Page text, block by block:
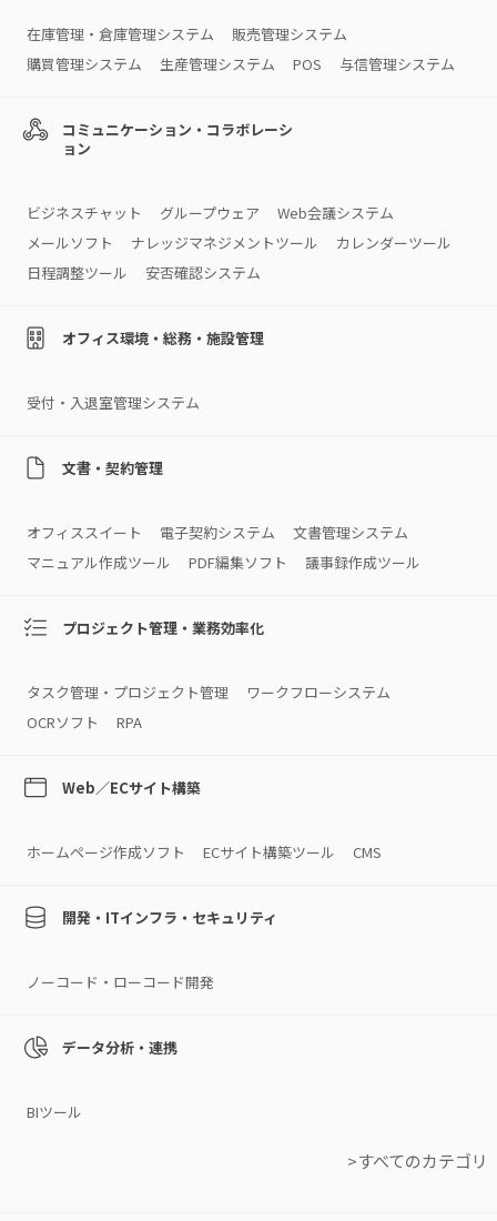
在庫管理・倉庫管理システム
販売管理システム
購買管理システム
生産管理システム POS 与信管理システム
コミュニケーション・コラボレーシ
ョン
ビジネスチャット グループウェア
Web会議システム
メールソフト
ナレッジマネジメントツール
カレンダーツール
日程調整ツール
安否確認システム
オフィス環境・総務・施設管理
受付・入退室管理システム
文書・契約管理
オフィススイート 電子契約システム
文書管理システム
マニュアル作成ツール
PDF編集ソフト 議事録作成ツール
プロジェクト管理・業務効率化
タスク管理・プロジェクト管理
ワークフローシステム
OCRソフト
RPA
Web／ECサイト構築
ホームページ作成ソフト ECサイト構築ツール CMS
開発・ITインフラ・セキュリティ
ノーコード・ローコード開発
データ分析・連携
BIツール
>すべてのカテゴリ